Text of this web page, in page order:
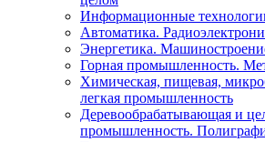
Информационные
Автоматика.
Энергетика.
Горная промышленность.
Химическая, пищевая,
легкая промышленность
Деревообрабатывающая и
промышленность.